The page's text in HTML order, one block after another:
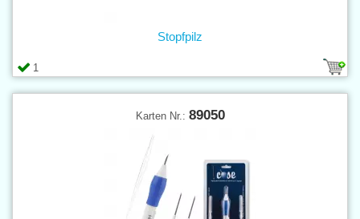
1
Stopfpilz
Karten Nr.: 89050